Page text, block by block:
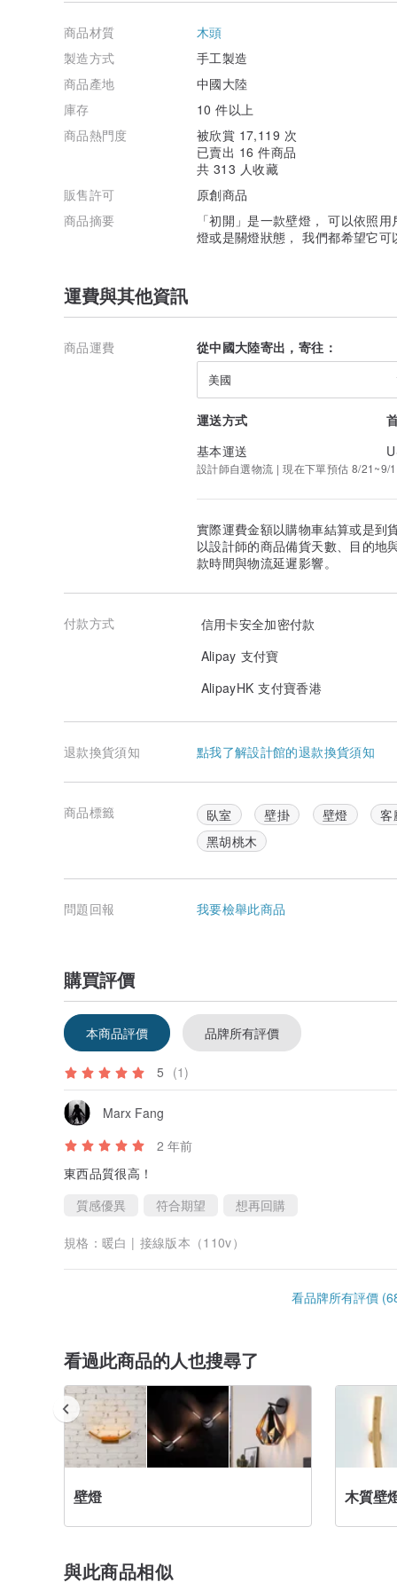
商品材質
木頭
製造方式
手工製造
商品產地
中國大陸
庫存
10 件以上
商品熱門度
被欣賞 17,119 次
已賣出 16 件商品
共 313 人收藏
販售許可
原創商品
商品摘要
「初開」是一款壁燈， 可以依照
燈或是關燈狀態， 我們都希望它
運費與其他資訊
商品運費 從中國大陸寄出，寄往：
美國
運送方式
基本運送
設計師自選物流 | 現在下單預估 8/21~9/
實際運費金額以購物車結算或是到
以設計師的商品備貨天數、目的地
款時間與物流延遲影響。
付款方式
信用卡安全加密付款
Alipay 支付寶
AlipayHK 支付寶香港
退款換貨須知 點我了解設計館的退款換貨須知
商品標籤 臥室 壁掛 壁燈
客
黑胡桃木
問題回報 我要檢舉此商品
購買評價
本商品評價 品牌所有評價
5 (1)
Marx Fang
2 年前
東西品質很高！
質感優異
符合期望 想再回購
規格：暖白 | 接線版本（110v）
看品牌所有評價
看過此商品的人也搜尋了
壁燈 木質壁
與此商品相似